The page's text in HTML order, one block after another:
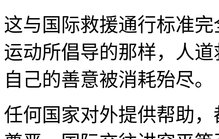
这与国际救援通行标准
运动所倡导的那样，人
自己的善意被消耗殆尽。
任何国家对外提供帮助